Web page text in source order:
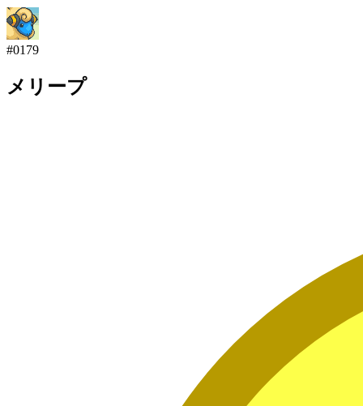
#0179
メリープ